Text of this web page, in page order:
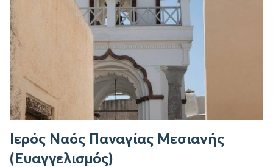
Ιερός Ναός Παναγίας Μεσιανής
(Ευαγγελισμός)